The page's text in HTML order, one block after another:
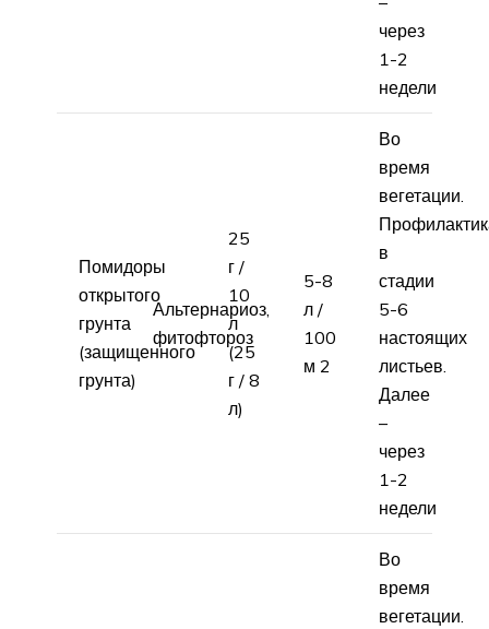
через
1-2
недели
Помидоры
открытого
грунта
(защищенного
грунта)
Альтернариоз,
фитофтороз
25
г /
10
л
(25
г / 8
л)
5-8
л /
100
м 2
Во
время
вегетации.
в
стадии
5-6
настоящих
листьев.
Далее
–
через
1-2
недели
Во
время
вегетации.